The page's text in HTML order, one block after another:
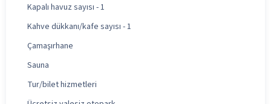
Kapalı havuz sayısı - 1
Kahve dükkanı/kafe sayısı - 1
Çamaşırhane
Sauna
Tur/bilet hizmetleri